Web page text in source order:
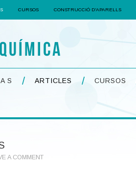
CURSOS CONSTRUCCIÓ D’APARELLS
S ARTICLES CURSOS
A COMMENT